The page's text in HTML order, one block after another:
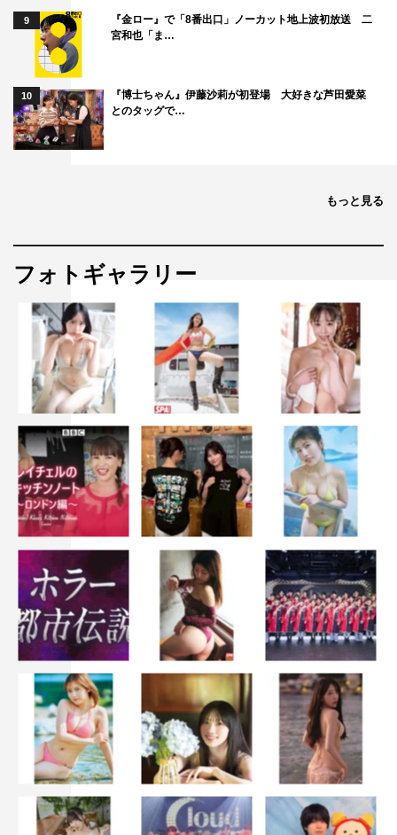
9
『金ロー』で「8番出口」ノーカット地上波初放送 二
宮和也「ま…
10
『博士ちゃん』伊藤沙莉が初登場 大好きな芦田愛菜
とのタッグで…
もっと見る
フォトギャラリー